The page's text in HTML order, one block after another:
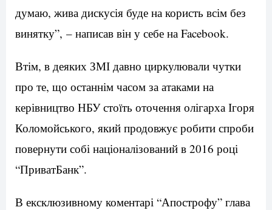
думаю, жива дискусія буде на користь всім без
винятку”, – написав він у себе на Facebook.
Втім, в деяких ЗМІ давно циркулювали чутки
про те, що останнім часом за атаками на
керівництво НБУ стоїть оточення олігарха Ігоря
Коломойського, який продовжує робити спроби
повернути собі націоналізований в 2016 році
“ПриватБанк”.
В ексклюзивному коментарі “Апострофу” глава